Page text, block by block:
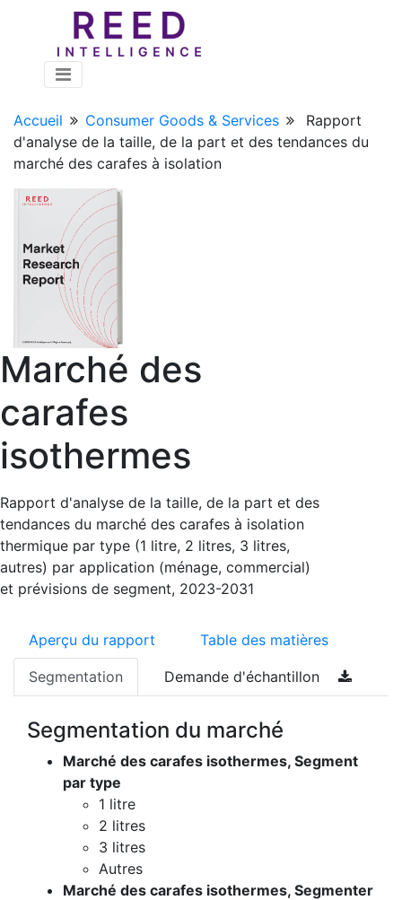
Accueil Consumer Goods & Services
Rapport
d'analyse de la taille, de la part et des tendances du
marché des carafes à isolation
Marché des
carafes
isothermes
Rapport d'analyse de la taille, de la part et des
tendances du marché des carafes à isolation
thermique par type (1 litre, 2 litres, 3 litres,
autres) par application (ménage, commercial)
et prévisions de segment, 2023-2031
Aperçu du rapport Table des matières
Segmentation Demande d'échantillon
Segmentation du marché
Marché des carafes isothermes, Segment
par type
1 litre
2 litres
3 litres
Autres
Marché des carafes isothermes, Segmenter